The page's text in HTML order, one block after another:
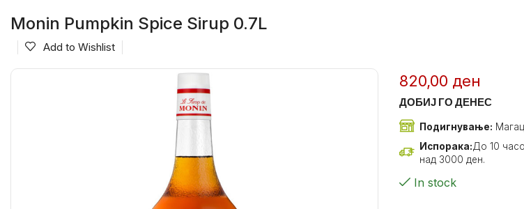
Monin Pumpkin Spice Sirup 0.7L
Add to Wishlist
820,00 ден
ДОБИЈ ГО ДЕНЕС
Подигнување:
Испорака:До 10
над 3000 ден.
In stock